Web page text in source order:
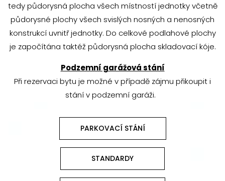
tedy půdorysná plocha všech místností jednotky včetně
půdorysné plochy všech svislých nosných a nenosných
konstrukcí uvnitř jednotky. Do celkové podlahové plochy
je započítána taktéž půdorysná plocha skladovací kóje.
Podzemní garážová stání
Při rezervaci bytu je možné v případě zájmu přikoupit i
stání v podzemní garáži.
PARKOVACÍ STÁNÍ
STANDARDY